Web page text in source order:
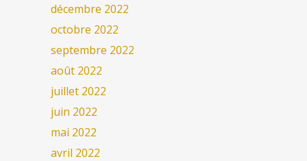
décembre 2022
octobre 2022
septembre 2022
août 2022
juillet 2022
juin 2022
mai 2022
avril 2022